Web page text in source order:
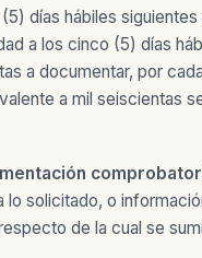
días hábiles
a los cinco (5) días
a documentar, por
a mil seiscientas
solicitado, o
de la cual se